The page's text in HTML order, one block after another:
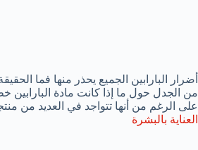
أضرار البارابين الجميع يحذر منها فما
من الجدل حول ما إذا كانت مادة البارابين
على الرغم من أنها تتواجد في العديد من
العناية بالبشرة